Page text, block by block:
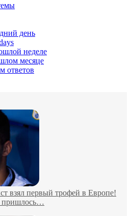
день
неделе
месяце
ответов
взял первый трофей в Европе!
пришлось…